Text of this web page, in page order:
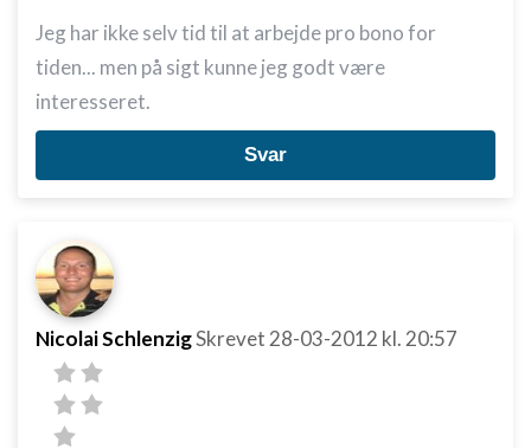
Jeg har ikke selv tid til at arbejde pro bono for
tiden... men på sigt kunne jeg godt være
interesseret.
Svar
Nicolai SchlenzigSkrevet 28-03-2012 kl. 20:57